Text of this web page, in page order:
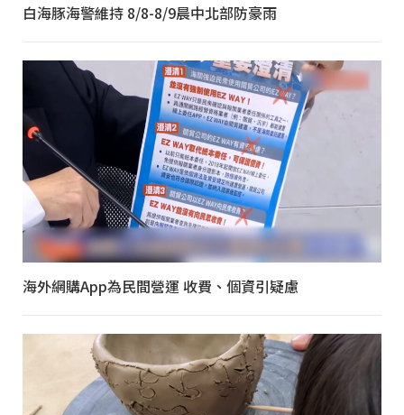
白海豚海警維持 8/8-8/9晨中北部防豪雨
海外網購App為民間營運 收費、個資引疑慮